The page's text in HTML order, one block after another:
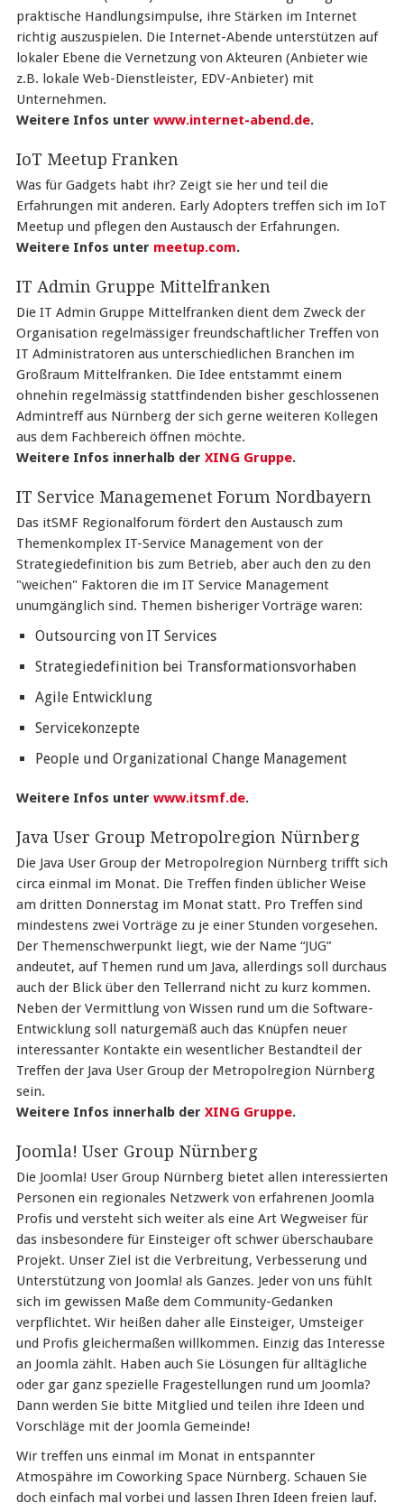
praktische Handlungsimpulse, ihre Stärken im Internet
richtig auszuspielen. Die Internet-Abende unterstützen auf
lokaler Ebene die Vernetzung von Akteuren (Anbieter wie
z.B. lokale Web-Dienstleister, EDV-Anbieter) mit
Unternehmen.
Weitere Infos unter www.internet-abend.de.
IoT Meetup Franken
Was für Gadgets habt ihr? Zeigt sie her und teil die
Erfahrungen mit anderen. Early Adopters treffen sich im IoT
Meetup und pflegen den Austausch der Erfahrungen.
Weitere Infos unter meetup.com.
IT Admin Gruppe Mittelfranken
Die IT Admin Gruppe Mittelfranken dient dem Zweck der
Organisation regelmässiger freundschaftlicher Treffen von
IT Administratoren aus unterschiedlichen Branchen im
Großraum Mittelfranken. Die Idee entstammt einem
ohnehin regelmässig stattfindenden bisher geschlossenen
Admintreff aus Nürnberg der sich gerne weiteren Kollegen
aus dem Fachbereich öffnen möchte.
Weitere Infos innerhalb der XING Gruppe.
IT Service Managemenet Forum Nordbayern
Das itSMF Regionalforum fördert den Austausch zum
Themenkomplex IT-Service Management von der
Strategiedefinition bis zum Betrieb, aber auch den zu den
"weichen" Faktoren die im IT Service Management
unumgänglich sind. Themen bisheriger Vorträge waren:
Outsourcing von IT Services
Strategiedefinition bei Transformationsvorhaben
Agile Entwicklung
Servicekonzepte
People und Organizational Change Management
Weitere Infos unter www.itsmf.de.
Java User Group Metropolregion Nürnberg
Die Java User Group der Metropolregion Nürnberg trifft sich
circa einmal im Monat. Die Treffen finden üblicher Weise
am dritten Donnerstag im Monat statt. Pro Treffen sind
mindestens zwei Vorträge zu je einer Stunden vorgesehen.
Der Themenschwerpunkt liegt, wie der Name “JUG”
andeutet, auf Themen rund um Java, allerdings soll durchaus
auch der Blick über den Tellerrand nicht zu kurz kommen.
Neben der Vermittlung von Wissen rund um die Software-
Entwicklung soll naturgemäß auch das Knüpfen neuer
interessanter Kontakte ein wesentlicher Bestandteil der
Treffen der Java User Group der Metropolregion Nürnberg
sein.
Weitere Infos innerhalb der XING Gruppe.
Joomla! User Group Nürnberg
Die Joomla! User Group Nürnberg bietet allen interessierten
Personen ein regionales Netzwerk von erfahrenen Joomla
Profis und versteht sich weiter als eine Art Wegweiser für
das insbesondere für Einsteiger oft schwer überschaubare
Projekt. Unser Ziel ist die Verbreitung, Verbesserung und
Unterstützung von Joomla! als Ganzes. Jeder von uns fühlt
sich im gewissen Maße dem Community-Gedanken
verpflichtet. Wir heißen daher alle Einsteiger, Umsteiger
und Profis gleichermaßen willkommen. Einzig das Interesse
an Joomla zählt. Haben auch Sie Lösungen für alltägliche
oder gar ganz spezielle Fragestellungen rund um Joomla?
Dann werden Sie bitte Mitglied und teilen ihre Ideen und
Vorschläge mit der Joomla Gemeinde!
Wir treffen uns einmal im Monat in entspannter
Atmospähre im Coworking Space Nürnberg. Schauen Sie
doch einfach mal vorbei und lassen Ihren Ideen freien lauf.